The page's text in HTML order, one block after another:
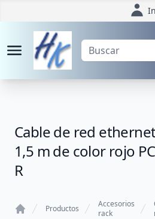
Cable de red
1,5 m de color rojo
R
Productos
Accesorios
rack